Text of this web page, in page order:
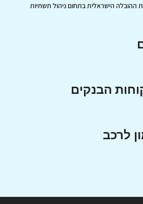
ההובלה הישראלית בתחום ניהול תשתיות
הבנקים
לרכב